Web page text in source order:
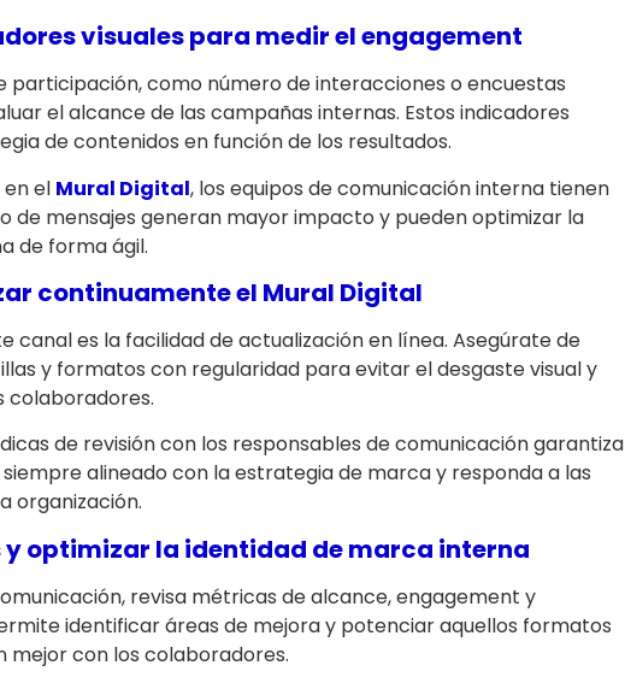
visuales para medir el engagement
participación, como número de interacciones o encuestas
el alcance de las campañas internas. Estos indicadores
de contenidos en función de los resultados.
el Mural Digital, los equipos de comunicación interna tienen
de mensajes generan mayor impacto y pueden optimizar la
de forma ágil.
continuamente el Mural Digital
canal es la facilidad de actualización en línea. Asegúrate de
y formatos con regularidad para evitar el desgaste visual y
colaboradores.
de revisión con los responsables de comunicación garantiza
alineado con la estrategia de marca y responda a las
organización.
optimizar la identidad de marca interna
revisa métricas de alcance, engagement y
identificar áreas de mejora y potenciar aquellos formatos
con los colaboradores.